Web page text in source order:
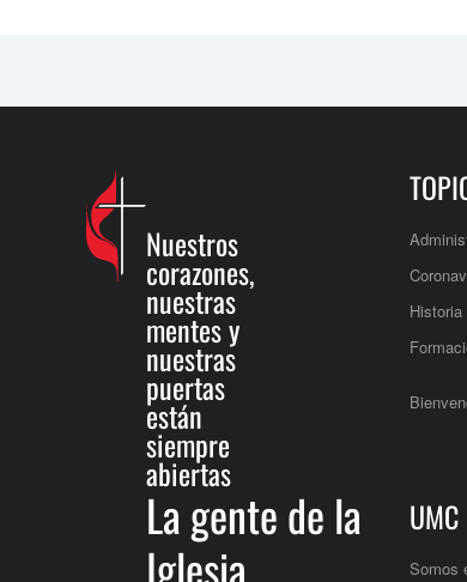
Nuestros
corazones,
nuestras
mentes y
nuestras
puertas
están
siempre
abiertas
La gente de la
Iglesia
Historia
UMC
Somos